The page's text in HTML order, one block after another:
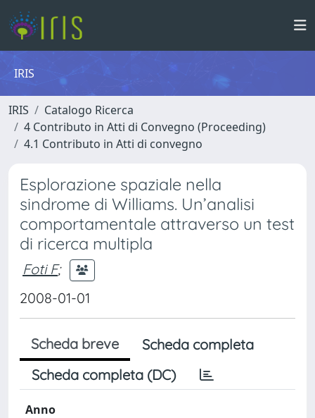
IRIS
IRIS
Catalogo Ricerca
4 Contributo in Atti di Convegno (Proceeding)
4.1 Contributo in Atti di convegno
Esplorazione spaziale nella
sindrome di Williams. Un’analisi
comportamentale attraverso un test
di ricerca multipla
Foti F;
2008-01-01
Scheda breve
Scheda completa
Scheda completa (DC)
Anno